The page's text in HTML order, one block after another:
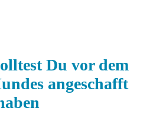
Du vor dem
angeschafft